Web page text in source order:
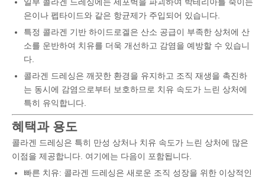
은이나 펩타이드와 같은 항균제가 주입되어 있습니다.
특정 콜라겐 기반 하이드로겔은 산소 공급이 부족한 상처에 산
소를 운반하여 치유를 더욱 개선하고 감염을 예방할 수 있습니
다.
콜라겐 드레싱은 깨끗한 환경을 유지하고 조직 재생을 촉진하
는 동시에 감염으로부터 보호하므로 치유 속도가 느린 상처에
특히 유익합니다.
혜택과 용도
콜라겐 드레싱은 특히 만성 상처나 치유 속도가 느린 상처에 많은
이점을 제공합니다. 여기에는 다음이 포함됩니다.
빠른 치유: 콜라겐 드레싱은 새로운 조직 성장을 위한 이상적인